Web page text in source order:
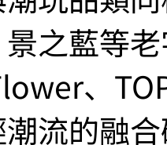
之藍等
、
流的融